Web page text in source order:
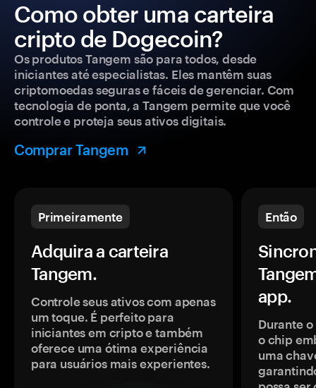
Como obter uma carteira
cripto de Dogecoin?
Os produtos Tangem são para todos, desde
iniciantes até especialistas. Eles mantêm suas
criptomoedas seguras e fáceis de gerenciar. Com
tecnologia de ponta, a Tangem permite que você
controle e proteja seus ativos digitais.
Comprar Tangem
Primeiramente
Adquira a carteira
Tangem.
Controle seus ativos com apenas
um toque. É perfeito para
iniciantes em cripto e também
oferece uma ótima experiência
para usuários mais experientes.
Então
app.
Durante
o chip
uma